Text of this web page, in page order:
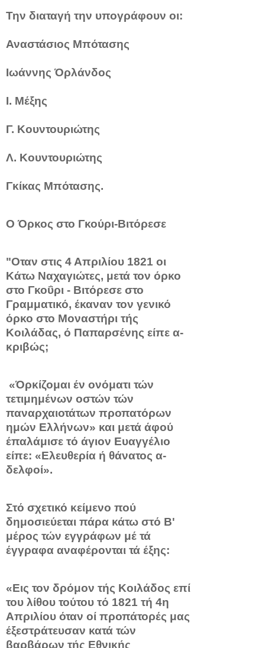
Την διαταγή την υπογράφουν οι:
Αναστάσιος Μπότασης
Ιωάννης Όρλάνδος
I. Μέξης
Γ. Κουντουριώτης
Λ. Κουντουριώτης
Γκίκας Μπότασης.
Ο Όρκος στο Γκούρι-Βιτόρεσε
"Οταν στις 4 Απριλίου 1821 οι
Κάτω Ναχαγιώτες, μετά τον όρκο
στο Γκοΰρι - Βιτόρεσε στο
Γραμματικό, έκαναν τον γενι­κό
όρκο στο Μοναστήρι τής
Κοιλάδας, ό Παπαρσένης είπε α­
κριβώς;
«Όρκίζομαι έν ονόματι τών
τετιμημένων οστών τών
παναρχαιοτάτων προπατόρων
ημών Ελλήνων» και μετά άφού
έπαλάμισε τό άγιον Ευαγγέλιο
είπε: «Ελευθερία ή θάνατος α­
δελφοί».
Στό σχετικό κείμενο πού
δημοσιεύεται πάρα κάτω στό Β'
μέρος τών εγγράφων μέ τά
έγγραφα αναφέρονται τά έξης:
«Εις τον δρόμον τής Κοιλάδος επί
του λίθου τούτου τό 1821 τή 4η
Απριλίου όταν οί προπάτορές μας
έξεστράτευσαν κατά τών
βαρβάρων τής Εθνικής